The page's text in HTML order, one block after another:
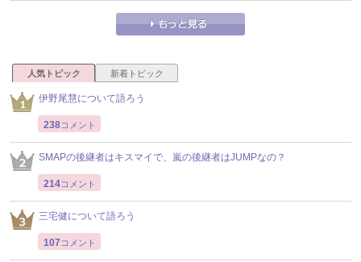
人気トピック 新着トピック
伊野尾慧について語ろう
238コメント
SMAPの後継者はキスマイで、嵐の後継者はJUMPなの？
214コメント
三宅健について語ろう
107 コメント